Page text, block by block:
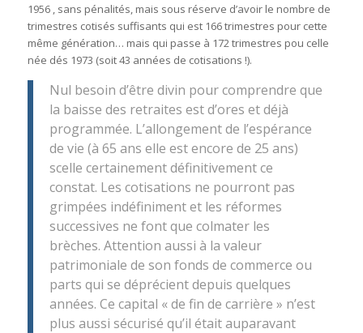
1956 , sans pénalités, mais sous réserve d’avoir le nombre de
trimestres cotisés suffisants qui est 166 trimestres pour cette
même génération… mais qui passe à 172 trimestres pou celle
née dés 1973 (soit 43 années de cotisations !).
Nul besoin d’être divin pour comprendre que
la baisse des retraites est d’ores et déjà
programmée. L’allongement de l’espérance
de vie (à 65 ans elle est encore de 25 ans)
scelle certainement définitivement ce
constat. Les cotisations ne pourront pas
grimpées indéfiniment et les réformes
successives ne font que colmater les
brèches. Attention aussi à la valeur
patrimoniale de son fonds de commerce ou
parts qui se déprécient depuis quelques
années. Ce capital « de fin de carrière » n’est
plus aussi sécurisé qu’il était auparavant